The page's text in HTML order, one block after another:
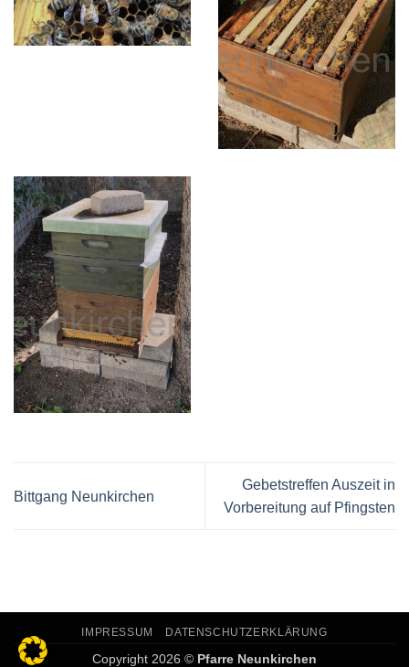
Bittgang Neunkirchen
Gebetstreffen Auszeit in
Vorbereitung auf Pfingsten
IMPRESSUM DATENSCHUTZERKLÄRUNG
Copyright 2026 © Pfarre Neunkirchen